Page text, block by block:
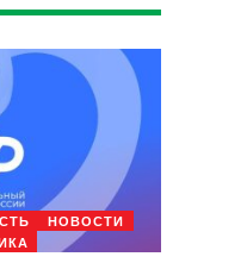
НОВОСТИ